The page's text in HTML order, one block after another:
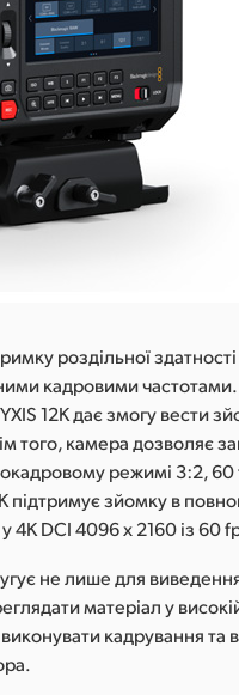
роздільної
кадровими частотами.
12K дає змогу вести
того, камера дозволяє
режимі 3:2, 60
підтримує зйомку в
4K DCI 4096 x 2160 із 60
не лише для
матеріал у
кадрування та